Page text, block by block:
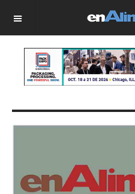
OFF CANVAS